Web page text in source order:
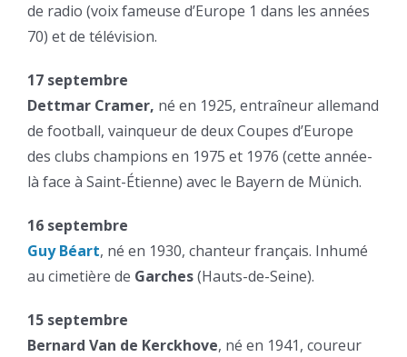
de radio (voix fameuse d’Europe 1 dans les années
70) et de télévision.
17 septembre
Dettmar Cramer, né en 1925, entraîneur allemand
de football, vainqueur de deux Coupes d’Europe
des clubs champions en 1975 et 1976 (cette année-
là face à Saint-Étienne) avec le Bayern de Münich.
16 septembre
Guy Béart, né en 1930, chanteur français. Inhumé
au cimetière de Garches(Hauts-de-Seine).
15 septembre
Bernard Van de Kerckhove, né en 1941, coureur